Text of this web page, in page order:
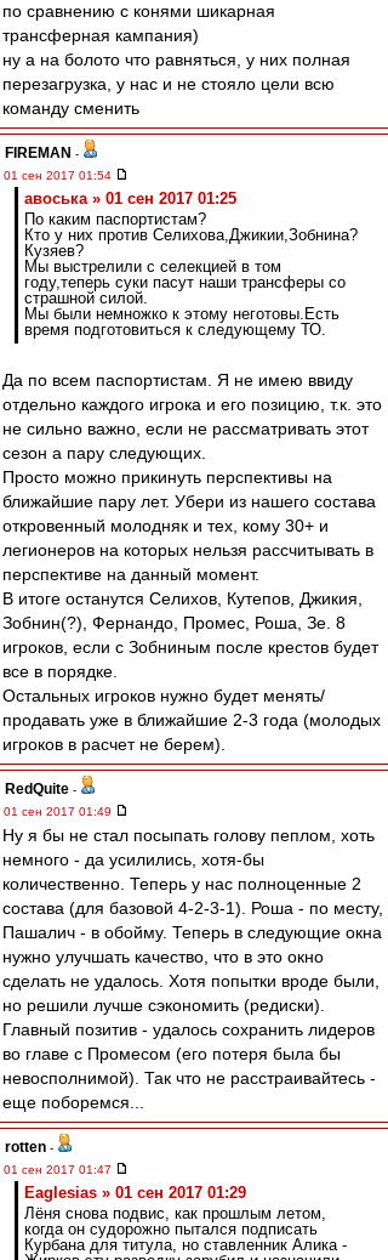
по сравнению с конями шикарная
трансферная кампания)
ну а на болото что равняться, у них полная
перезагрузка, у нас и не стояло цели всю
команду сменить
FIREMAN -
01 сен 2017 01:54
авоська » 01 сен 2017 01:25
По каким паспортистам?
Кто у них против Селихова,Джикии,Зобнина?
Кузяев?
Мы выстрелили с селекцией в том
году,теперь суки пасут наши трансферы со
страшной силой.
Мы были немножко к этому неготовы.Есть
время подготовиться к следующему ТО.
Да по всем паспортистам. Я не имею ввиду
отдельно каждого игрока и его позицию, т.к. это
не сильно важно, если не рассматривать этот
сезон а пару следующих.
Просто можно прикинуть перспективы на
ближайшие пару лет. Убери из нашего состава
откровенный молодняк и тех, кому 30+ и
легионеров на которых нельзя рассчитывать в
перспективе на данный момент.
В итоге останутся Селихов, Кутепов, Джикия,
Зобнин(?), Фернандо, Промес, Роша, Зе. 8
игроков, если с Зобниным после крестов будет
все в порядке.
Остальных игроков нужно будет менять/
продавать уже в ближайшие 2-3 года (молодых
игроков в расчет не берем).
RedQuite -
01 сен 2017 01:49
Ну я бы не стал посыпать голову пеплом, хоть
немного - да усилились, хотя-бы
количественно. Теперь у нас полноценные 2
состава (для базовой 4-2-3-1). Роша - по месту,
Пашалич - в обойму. Теперь в следующие окна
нужно улучшать качество, что в это окно
сделать не удалось. Хотя попытки вроде были,
но решили лучше сэкономить (редиски).
Главный позитив - удалось сохранить лидеров
во главе с Промесом (его потеря была бы
невосполнимой). Так что не расстраивайтесь -
еще поборемся...
rotten -
01 сен 2017 01:47
Eaglesias » 01 сен 2017 01:29
Лёня снова подвис, как прошлым летом,
когда он судорожно пытался подписать
Курбана для титула, но ставленник Алика -